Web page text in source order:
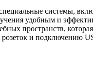
системы,
удобным и
пространств,
и подключению